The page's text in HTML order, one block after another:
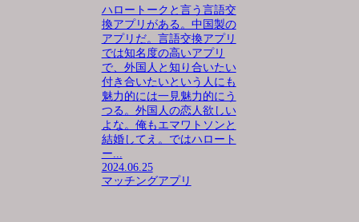
ハロートークと言う言語交
換アプリがある。中国製の
アプリだ。言語交換アプリ
では知名度の高いアプリ
で、外国人と知り合いたい
付き合いたいという人にも
魅力的には一見魅力的にう
つる。外国人の恋人欲しい
よな。俺もエマワトソンと
結婚してえ。ではハロート
ー...
2024.06.25
マッチングアプリ